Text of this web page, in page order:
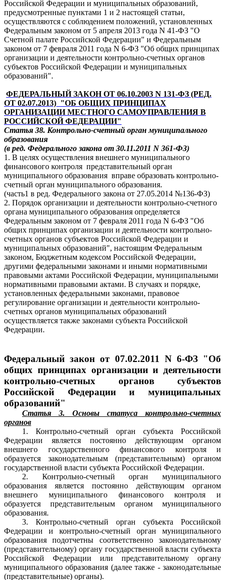
Российской Федерации и муниципальных образований,
предусмотренные пунктами 1 и 2 настоящей статьи,
осуществляются с соблюдением положений, установленных
Федеральным законом от 5 апреля 2013 года N 41-ФЗ "О
Счетной палате Российской Федерации" и Федеральным
законом от 7 февраля 2011 года N 6-ФЗ "Об общих принципах
организации и деятельности контрольно-счетных органов
субъектов Российской Федерации и муниципальных
образований".
ФЕДЕРАЛЬНЫЙ ЗАКОН ОТ 06.10.2003 N 131-ФЗ (РЕД.
ОТ 02.07.2013) "ОБ ОБЩИХ ПРИНЦИПАХ
ОРГАНИЗАЦИИ МЕСТНОГО САМОУПРАВЛЕНИЯ В
РОССИЙСКОЙ ФЕДЕРАЦИИ"
Статья 38. Контрольно-счетный орган муниципального
образования
(в ред. Федерального закона от 30.11.2011 N 361-ФЗ)
1. В целях осуществления внешнего муниципального
финансового контроля представительный орган
муниципального образования вправе образовать контрольно-
счетный орган муниципального образования.
(часть1 в ред. Федерального закона от 27.05.2014 №136-ФЗ)
2. Порядок организации и деятельности контрольно-счетного
органа муниципального образования определяется
Федеральным законом от 7 февраля 2011 года N 6-ФЗ "Об
общих принципах организации и деятельности контрольно-
счетных органов субъектов Российской Федерации и
муниципальных образований", настоящим Федеральным
законом, Бюджетным кодексом Российской Федерации,
другими федеральными законами и иными нормативными
правовыми актами Российской Федерации, муниципальными
нормативными правовыми актами. В случаях и порядке,
установленных федеральными законами, правовое
регулирование организации и деятельности контрольно-
счетных органов муниципальных образований
осуществляется также законами субъекта Российской
Федерации.
Федеральный закон от 07.02.2011 N 6-ФЗ "Об
общих принципах организации и деятельности
контрольно-счетных органов субъектов
Российской Федерации и муниципальных
образований"
Статья 3. Основы статуса контрольно-счетных
органов
1. Контрольно-счетный орган субъекта Российской
Федерации является постоянно действующим органом
внешнего государственного финансового контроля и
образуется законодательным (представительным) органом
государственной власти субъекта Российской Федерации.
2. Контрольно-счетный орган муниципального
образования является постоянно действующим органом
внешнего муниципального финансового контроля и
образуется представительным органом муниципального
образования.
3. Контрольно-счетный орган субъекта Российской
Федерации и контрольно-счетный орган муниципального
образования подотчетны соответственно законодательному
(представительному) органу государственной власти субъекта
Российской Федерации или представительному органу
муниципального образования (далее также - законодательные
(представительные) органы).